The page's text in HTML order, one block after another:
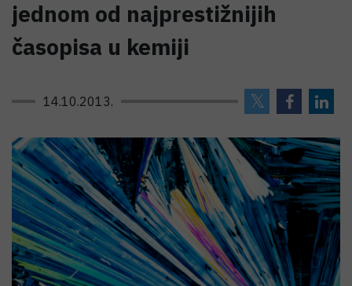
jednom od najprestižnijih
časopisa u kemiji
14.10.2013.